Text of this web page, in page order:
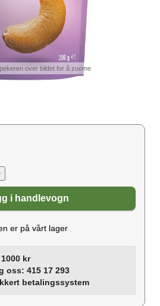
over bildet for å zoome
i handlevogn
er på vårt lager
kr
oss: 415 17 293
betalingssystem